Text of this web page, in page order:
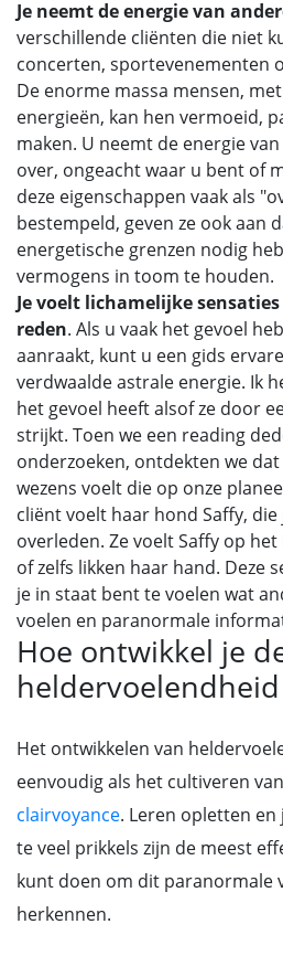
Je neemt de energie van
verschillende cliënten die niet
concerten, sportevenementen
De enorme massa mensen,
energieën, kan hen vermoeid,
maken. U neemt de energie
over, ongeacht waar u bent of
deze eigenschappen vaak als
bestempeld, geven ze ook aan
energetische grenzen nodig
vermogens in toom te houden.
Je voelt lichamelijke
reden. Als u vaak het gevoel
aanraakt, kunt u een gids
verdwaalde astrale energie. Ik
het gevoel heeft alsof ze door
strijkt. Toen we een reading
onderzoeken, ontdekten we
wezens voelt die op onze
cliënt voelt haar hond Saffy,
overleden. Ze voelt Saffy op
of zelfs likken haar hand. Deze
je in staat bent te voelen wat
voelen en paranormale
Hoe ontwikkel je
heldervoelendheid
Het ontwikkelen van
eenvoudig als het cultiveren van
clairvoyance. Leren opletten en
te veel prikkels zijn de meest
kunt doen om dit paranormale
herkennen.